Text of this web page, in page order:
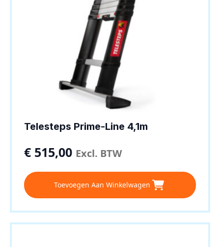
Telesteps Prime-Line 4,1m
€ 515,00 Excl. BTW
Toevoegen Aan Winkelwagen